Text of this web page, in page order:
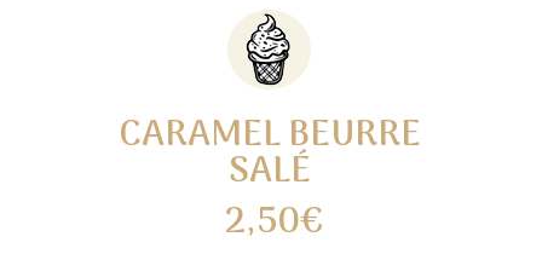
CARAMEL BEURRE
SALÉ
2,50€